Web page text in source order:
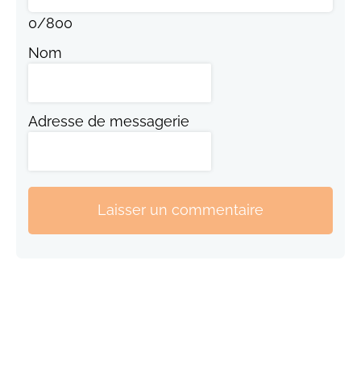
0/800
Nom
Adresse de messagerie
Laisser un commentaire